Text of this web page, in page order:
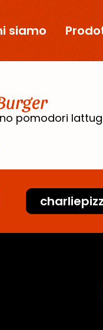
siamo
pomodori